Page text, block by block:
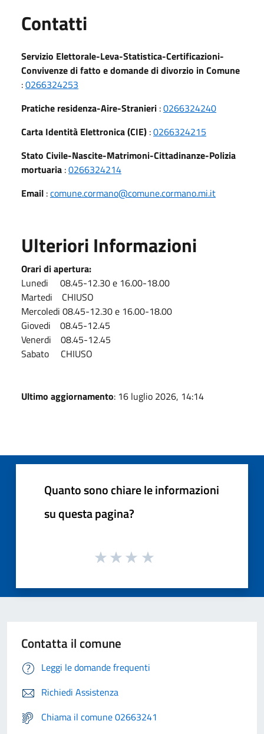
Contatti
Servizio Elettorale-Leva-Statistica-Certificazioni-
Convivenze di fatto e domande di divorzio in Comune
:0266324253
Pratiche residenza-Aire-Stranieri :0266324240
Carta Identità Elettronica (CIE) :0266324215
Stato Civile-Nascite-Matrimoni-Cittadinanze-Polizia
mortuaria :0266324214
Email :comune.cormano@comune.cormano.mi.it
Ulteriori Informazioni
Orari di apertura:
Lunedi 08.45-12.30 e 16.00-18.00
Martedi CHIUSO
Mercoledi 08.45-12.30 e 16.00-18.00
Giovedi 08.45-12.45
Venerdi 08.45-12.45
Sabato CHIUSO
Ultimo aggiornamento: 16 luglio 2026, 14:14
Quanto sono chiare le informazioni
su questa pagina?
Contatta il comune
Leggi le domande frequenti
Richiedi Assistenza
Chiama il comune 02663241